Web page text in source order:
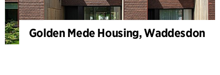
Golden Mede Housing, Waddesdon